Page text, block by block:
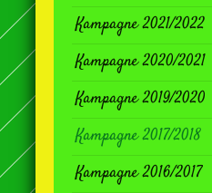
Kampagne 2021/2022
Kampagne 2020/2021
Kampagne 2019/2020
Kampagne 2017/2018
Kampagne 2016/2017